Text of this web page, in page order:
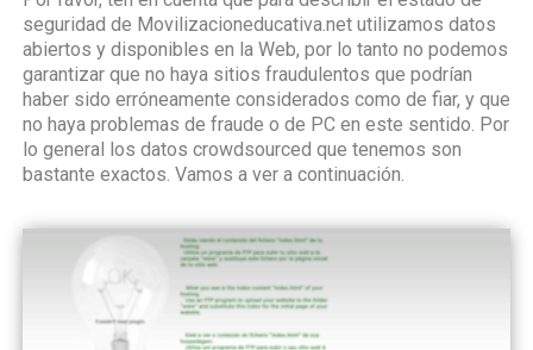
seguridad de Movilizacioneducativa.net utilizamos datos
abiertos y disponibles en la Web, por lo tanto no podemos
garantizar que no haya sitios fraudulentos que podrían
haber sido erróneamente considerados como de fiar, y que
no haya problemas de fraude o de PC en este sentido. Por
lo general los datos crowdsourced que tenemos son
bastante exactos. Vamos a ver a continuación.